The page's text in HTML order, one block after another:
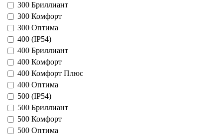
300 Бриллиант
300 Комфорт
300 Оптима
400 (IP54)
400 Бриллиант
400 Комфорт
400 Комфорт Плюс
400 Оптима
500 (IP54)
500 Бриллиант
500 Комфорт
500 Оптима